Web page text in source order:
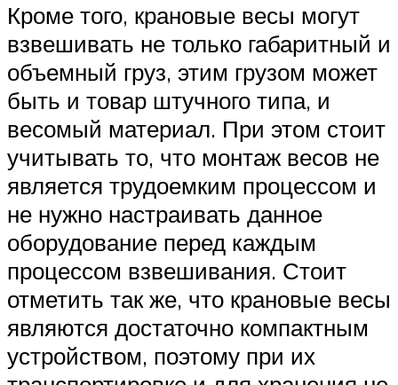
Кроме того, крановые весы могут
взвешивать не только габаритный и
объемный груз, этим грузом может
быть и товар штучного типа, и
весомый материал. При этом стоит
учитывать то, что монтаж весов не
является трудоемким процессом и
не нужно настраивать данное
оборудование перед каждым
процессом взвешивания. Стоит
отметить так же, что крановые весы
являются достаточно компактным
устройством, поэтому при их